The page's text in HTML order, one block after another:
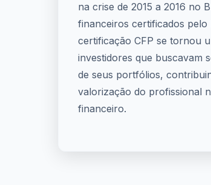
na crise de 2015 a 2016 no
financeiros certificados
certificação CFP se tornou
investidores que buscavam
de seus portfólios,
valorização do profissional
financeiro.